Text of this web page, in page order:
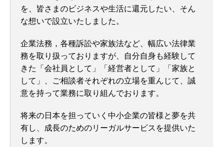
を、皆さまのビジネスや生活に還元したい、そん
な想いで設立いたしました。
企業法務，各種訴訟や家族法など、幅広い法律業
務を取り扱っておりますが、自分自身も経験して
きた「会社員として」「経営者として」「家族と
して」、ご相談者それぞれの立場を重んじて、誠
意を持って業務に取り組んでおります。
将来の日本を担っていく中小企業の皆様と夢を共
有し、成長のためのリーガルサービスを提供いた
します。